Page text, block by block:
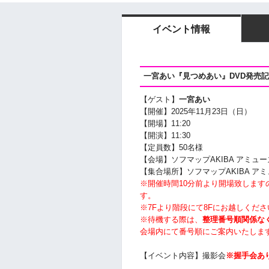
イベント情報
一宮あい『見つめあい』 DVD発売
【ゲスト】 一宮あい
【開催】2025年11月23日（日）
【開場】11:20
【開演】11:30
【定員数】50名様
【会場】ソフマップAKIBA アミュ
【集合場所】ソフマップAKIBA ア
※開催時間10分前より開場致します
す。
※7Fより階段にて8Fにお越しくださ
※待機する際は、 整理番号順関係な
会場内にて番号順にご案内いたしま
【イベント内容】撮影会 ※握手会あ